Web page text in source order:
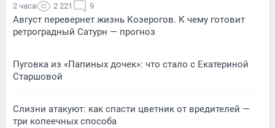
2 часа 2 221 9
Август перевернет жизнь Козерогов. К чему готовит
ретроградный Сатурн — прогноз
Пуговка из «Папиных дочек»: что стало с Екатериной
Старшовой
Слизни атакуют: как спасти цветник от вредителей —
три копеечных способа